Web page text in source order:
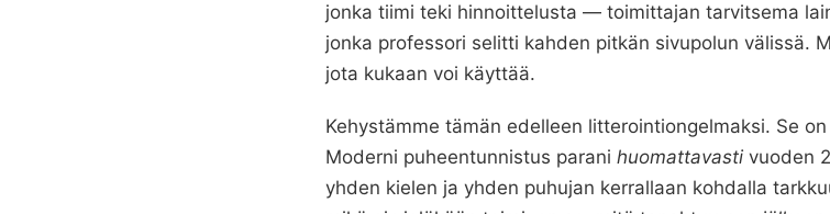
jonka tiimi teki hinnoittelusta — toimittajan tarvitsema
jonka professori selitti kahden pitkän sivupolun välissä.
jota kukaan voi käyttää.
Kehystämme tämän edelleen litterointiongelmaksi. Se
Moderni puheentunnistus parani huomattavasti vuoden
yhden kielen ja yhden puhujan kerrallaan kohdalla